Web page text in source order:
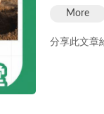
More
分享此文章